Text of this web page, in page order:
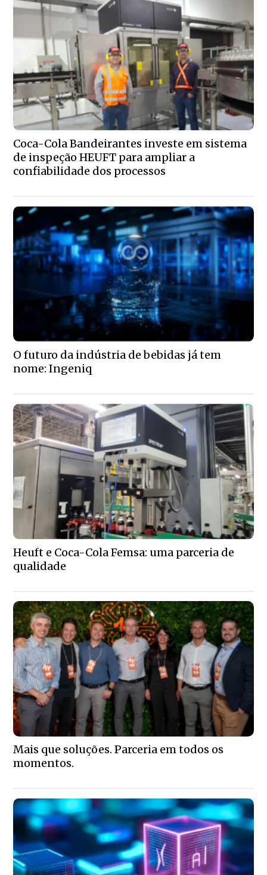
Coca-Cola Bandeirantes investe em sistema
de inspeção HEUFT para ampliar a
confiabilidade dos processos
O futuro da indústria de bebidas já tem
nome: Ingeniq
Heuft e Coca-Cola Femsa: uma parceria de
qualidade
Mais que soluções. Parceria em todos os
momentos.